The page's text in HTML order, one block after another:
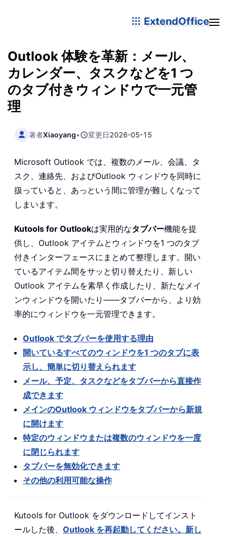
ExtendOffice
Outlook 体験を革新：メール、
カレンダー、タスクなどを1 つ
のタブ付きウィンドウで一元管
理
著者Xiaoyang• 変更日2026-05-15
Microsoft Outlook では、複数のメール、会議、タ
スク、連絡先、およびOutlook ウィンドウを同時に
扱っていると、あっという間に管理が難しくなって
しまいます。
Kutools for Outlookは実用的なタブバー機能を提
供し、Outlook アイテムとウィンドウを1 つのタブ
付きインターフェースにまとめて整理します。開い
ているアイテム間をサッと切り替えたり、新しい
Outlook アイテムを素早く作成したり、新たなメイ
ンウィンドウを開いたり——タブバーから、より効
率的にウィンドウを一元管理できます。
Outlook でタブバーを使用する理由
開いているすべてのウィンドウを1 つのタブに表
示し、簡単に切り替えられます
メール、予定、タスクなどをタブバーから直接作
成できます
メインのOutlook ウィンドウをタブバーから新規
に開けます
特定のウィンドウまたは複数のウィンドウを一度
に閉じられます
タブバーを無効化できます
その他の利用可能な操作
Kutools for Outlook をダウンロードしてインスト
ールした後、 Outlook を再起動してください。新し